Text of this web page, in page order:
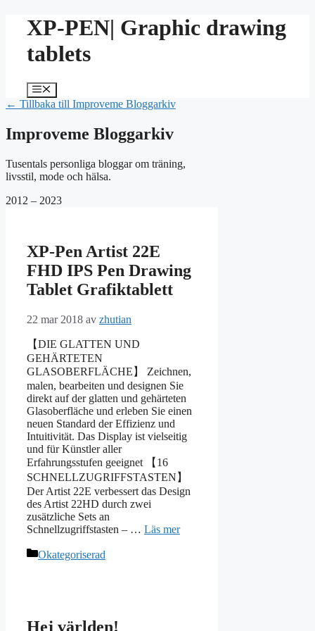
Hoppa
innehåll
XP-PEN| Graphic drawing
tablets
Meny
← Tillbaka till Improveme Bloggarkiv
Improveme Bloggarkiv
Tusentals personliga bloggar om träning,
livsstil, mode och hälsa.
2012 – 2023
XP-Pen Artist 22E
FHD IPS Pen Drawing
Tablet Grafiktablett
22 mar 2018 av zhutian
【DIE GLATTEN UND
GEHÄRTETEN
GLASOBERFLÄCHE】 Zeichnen,
malen, bearbeiten und designen Sie
direkt auf der glatten und gehärteten
Glasoberfläche und erleben Sie einen
neuen Standard der Effizienz und
Intuitivität. Das Display ist vielseitig
und für Künstler aller
Erfahrungsstufen geeignet 【16
SCHNELLZUGRIFFSTASTEN】
Der Artist 22E verbessert das Design
des Artist 22HD durch zwei
zusätzliche Sets an
Schnellzugriffstasten – … Läs mer
Kategorier
Okategoriserad
Hej världen!